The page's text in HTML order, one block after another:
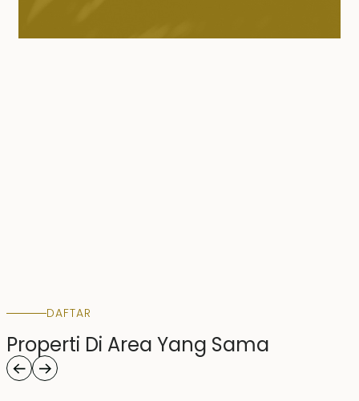
DAFTAR
Properti Di Area Yang Sama